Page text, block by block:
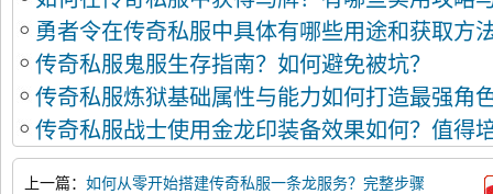
勇者令在传奇私服中具体有哪些用途和获取方
传奇私服鬼服生存指南？如何避免被坑？
传奇私服炼狱基础属性与能力如何打造最强角
传奇私服战士使用金龙印装备效果如何？值得
上一篇： 如何从零开始搭建传奇私服一条龙服务？完整步骤